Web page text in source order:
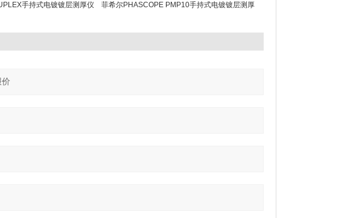
仪
30 便携式涂层测厚仪
手持式电镀镀层测厚仪
菲希尔PHASCOPE PMP10手持式电镀镀层测厚